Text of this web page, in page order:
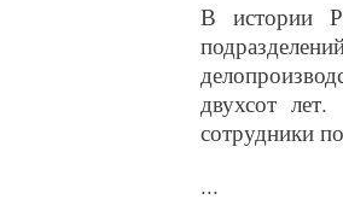
В истории
двухсот
сотрудники
...